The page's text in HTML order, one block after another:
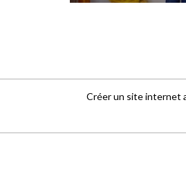
Créer un site internet